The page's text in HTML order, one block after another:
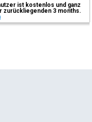
ist kostenlos und ganz
zurückliegenden 3 months.